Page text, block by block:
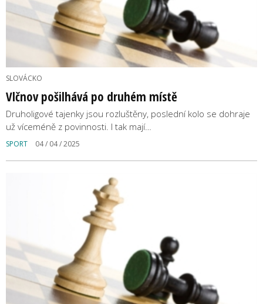
SLOVÁCKO
Vlčnov pošilhává po druhém místě
Druholigové tajenky jsou rozluštěny, poslední kolo se dohraje
už víceméně z povinnosti. I tak mají…
SPORT 04 / 04 / 2025